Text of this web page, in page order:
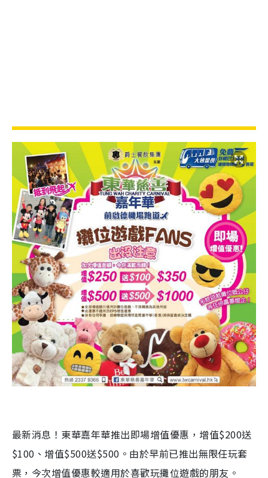
最新消息！東華嘉年華推出即場增值優惠，增值$200送
$100、增值$500送$500。由於早前已推出無限任玩套
票，今次增值優惠較適用於喜歡玩攤位遊戲的朋友。